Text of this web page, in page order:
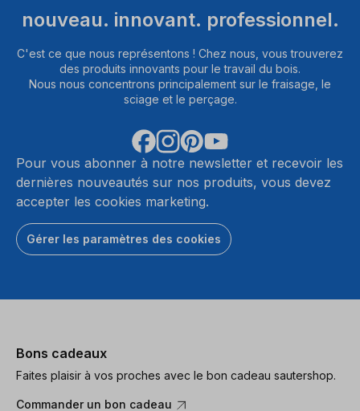
nouveau. innovant. professionnel.
C'est ce que nous représentons ! Chez nous, vous trouverez
des produits innovants pour le travail du bois.
Nous nous concentrons principalement sur le fraisage, le
sciage et le perçage.
Pour vous abonner à notre newsletter et recevoir les
dernières nouveautés sur nos produits, vous devez
accepter les cookies marketing.
Gérer les paramètres des cookies
Bons cadeaux
Faites plaisir à vos proches avec le bon cadeau sautershop.
Commander un bon cadeau